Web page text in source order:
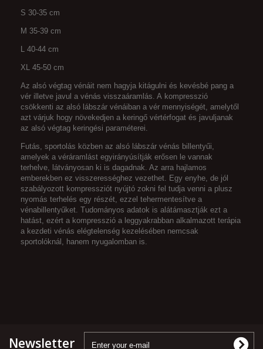
S 30-35 cm
M 35-39 cm
L 40-44 cm
XL 45-50 cm
Az alsó végtag vénáit nem hagyja kitágulni és kevésbé pang a
vér illetve javul a vénás visszaáramlás. A kompresszió
csökkenti az alsó lábszár vénáiban a vér mennyiségét, amelytől
azt várjuk hogy növekedjen a keringő vértérfogat és javuljanak
az alsó végtag keringési paraméterei.
Futás, sportolás közben az alsó lábszár vénás billentyűi,
amelyek a véráramlást egyirányúsítják erősen le vannak
terhelve, látványosan ki is dagadnak. Az arra hajlamos
emberekben ez visszerességhez vezethet. Egy enyhe, de jól
szabályozott kompressziót nyújtó zokni fel tudja venni a plusz
nyomás terhelés egy részét, ezzel tehermentesítve a
vénabillentyűket. Tudományos adatok is alátámasztják ezt a
hatást, ezért a kompresszió a leggyakrabban alkalmazott terápia
a kezdeti vénás elégtelenség kezelésében nemcsak
sportolóknál, hanem nyugalomban is.
Newsletter